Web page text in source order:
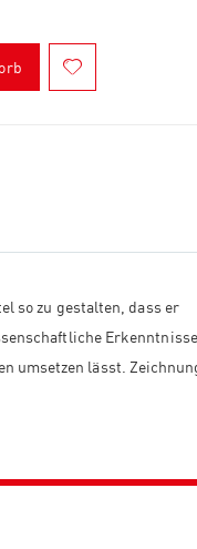
so zu gestalten, dass er
umsetzen lässt.